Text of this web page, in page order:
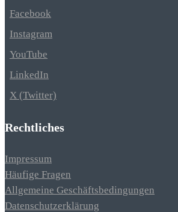
Facebook
Instagram
YouTube
LinkedIn
X (Twitter)
Rechtliches
Impressum
Häufige Fragen
Allgemeine Geschäftsbedingungen
Datenschutzerklärung